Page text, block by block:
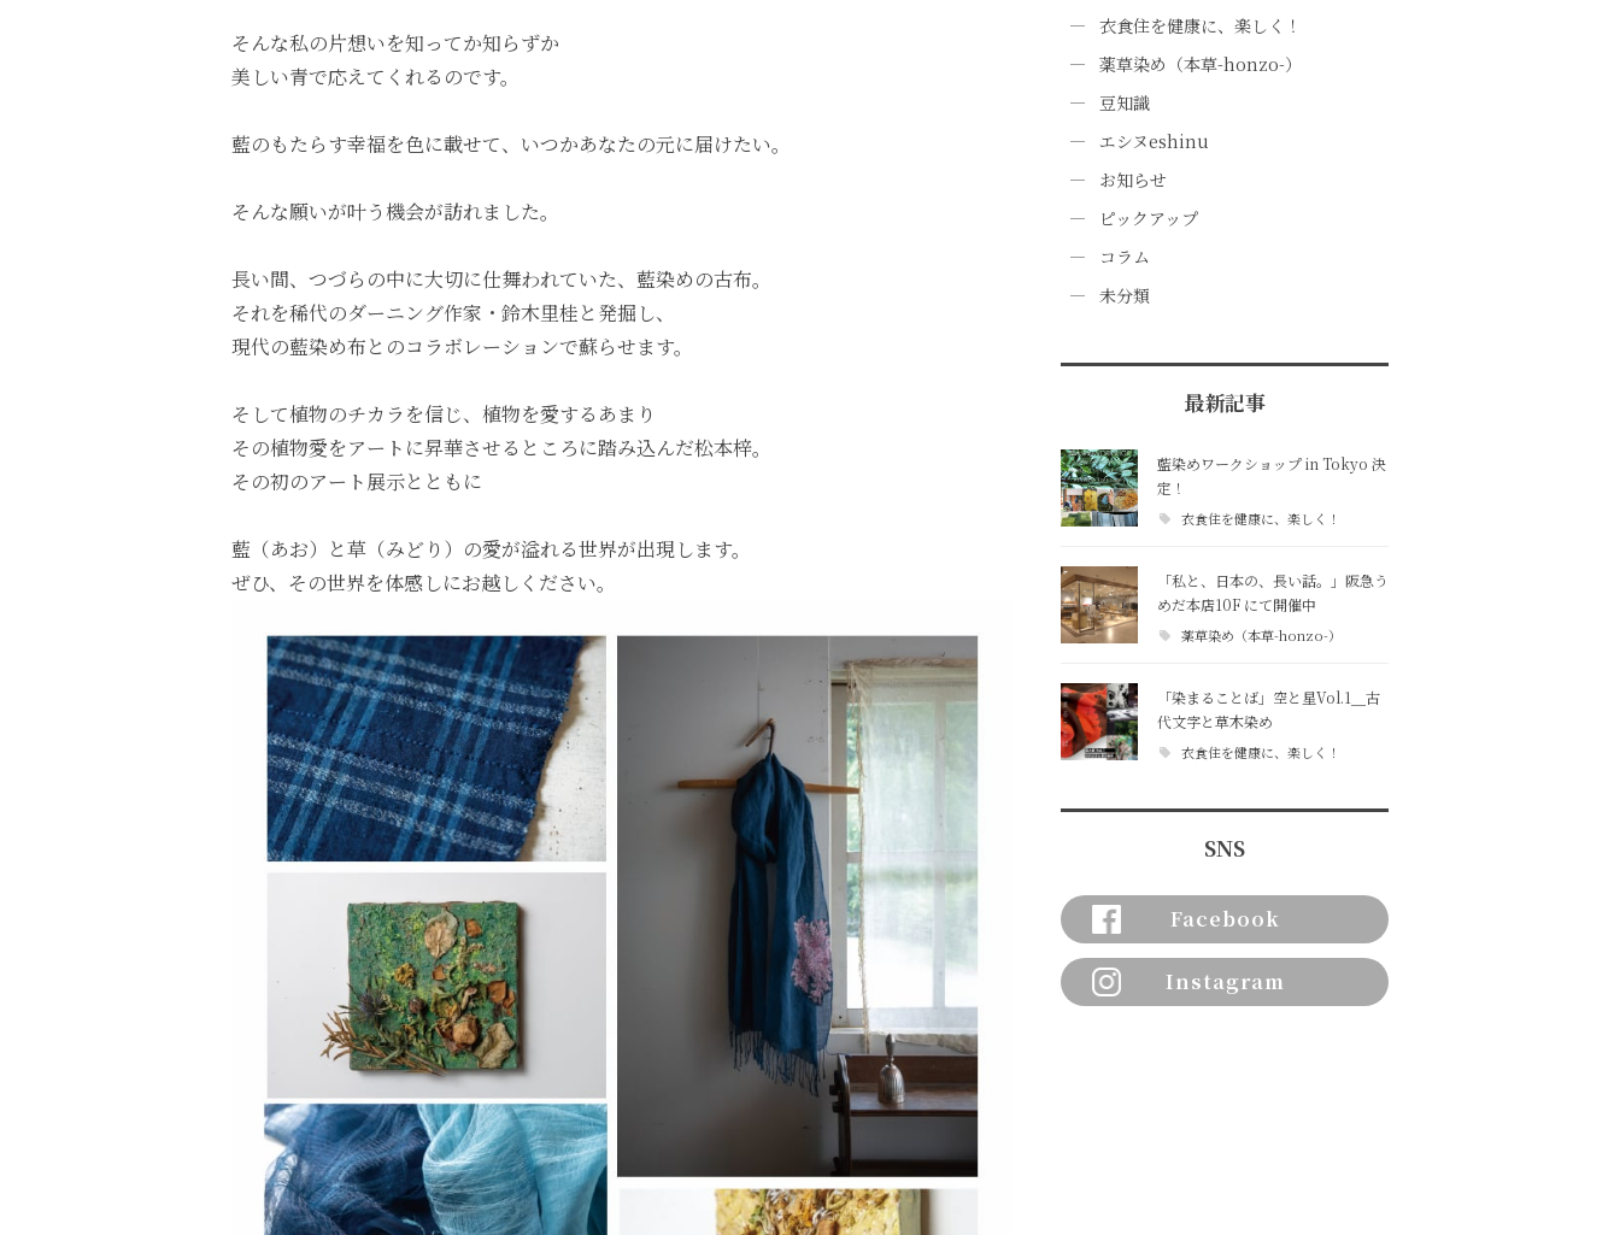
そんな私の片想いを知ってか知らずか
美しい青で応えてくれるのです。
藍のもたらす幸福を色に載せて、いつかあなたの元に届けたい。
そんな願いが叶う機会が訪れました。
長い間、つづらの中に大切に仕舞われていた、藍染めの古布。
それを稀代のダーニング作家・鈴木里桂と発掘し、
現代の藍染め布とのコラボレーションで蘇らせます。
そして植物のチカラを信じ、植物を愛するあまり
その植物愛をアートに昇華させるところに踏み込んだ松本梓。
その初のアート展示とともに
藍（あお）と草（みどり）の愛が溢れる世界が出現します。
ぜひ、その世界を体感しにお越しください。
衣食住を健康に、楽しく！
薬草染め（本草-honzo-）
豆知識
エシヌeshinu
お知らせ
ピックアップ
コラム
未分類
最新記事
藍染めワークショップ in Tokyo 決
定！
衣食住を健康に、楽しく！
「私と、日本の、長い話。」阪急う
めだ本店10F にて開催中
薬草染め（本草-honzo-）
「染まることば」空と星Vol.1＿古
代文字と草木染め
衣食住を健康に、楽しく！
SNS
Facebook
Instagram